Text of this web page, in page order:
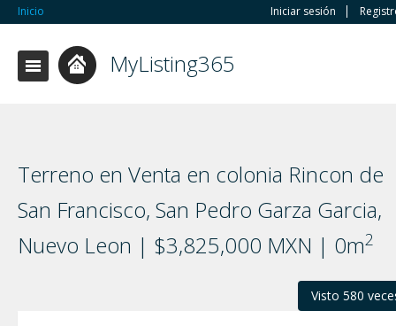
Inicio Iniciar sesión
MyListing365
Terreno en Venta en colonia Rincon de
San Francisco, San Pedro Garza Garci­a,
Nuevo Leon | $3,825,000 MXN | 0m2
Visto 580